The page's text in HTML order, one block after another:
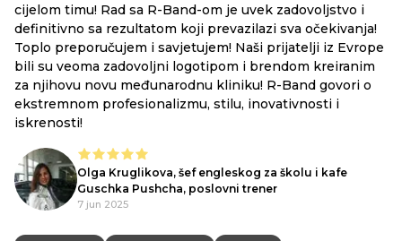
cijelom timu! Rad sa R-Band-om je uvek zadovoljstvo i
definitivno sa rezultatom koji prevazilazi sva očekivanja!
Toplo preporučujem i savjetujem! Naši prijatelji iz Evrope
bili su veoma zadovoljni logotipom i brendom kreiranim
za njihovu novu međunarodnu kliniku! R-Band govori o
ekstremnom profesionalizmu, stilu, inovativnosti i
iskrenosti!
Olga Kruglikova, šef engleskog za školu i kafe
Guschka Pushcha, poslovni trener
7 jun 2025